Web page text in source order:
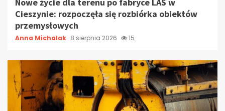
Cieszynie: rozpoczęła się rozbiórka obiektów
przemysłowych
Anna Michalak 8 sierpnia 2026 15